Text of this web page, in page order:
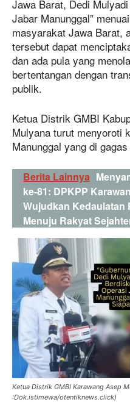
Jawa Barat, Dedi
Jabar Manunggal”
masyarakat Jawa Barat,
tersebut dapat
dan ada pula yang
bertentangan dengan
publik.
Ketua Distrik GMBI
Mulyana turut menyoroti
Manunggal yang di
Berita Lainnya
ke-81: DPKPP
Wujudkan Kedaulatan
Menuju Rakyat
Ketua Distrik GMBI Karawang Asep
:Dok.istimewa/otentiknews.click)